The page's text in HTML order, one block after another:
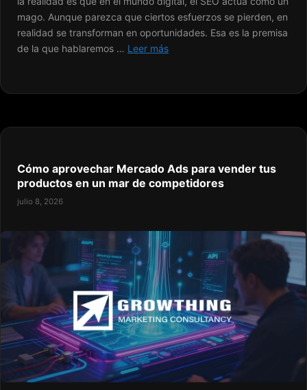
mago. Aunque parezca que ciertos esfuerzos se pierden, en
realidad se transforman en oportunidades. Esa es la premisa
de la que hablaremos … Leer más
Cómo aprovechar Mercado Ads para vender tus
productos en un mar de competidores
julio 8, 2026